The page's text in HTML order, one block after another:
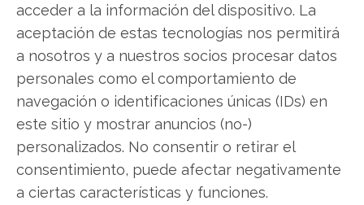
acceder a la información del dispositivo. La
aceptación de estas tecnologías nos permitirá
a nosotros y a nuestros socios procesar datos
personales como el comportamiento de
navegación o identificaciones únicas (IDs) en
este sitio y mostrar anuncios (no-)
personalizados. No consentir o retirar el
consentimiento, puede afectar negativamente
a ciertas características y funciones.
Copiar enlace
SOBRE EL AUTOR
Carmen Ruiz López